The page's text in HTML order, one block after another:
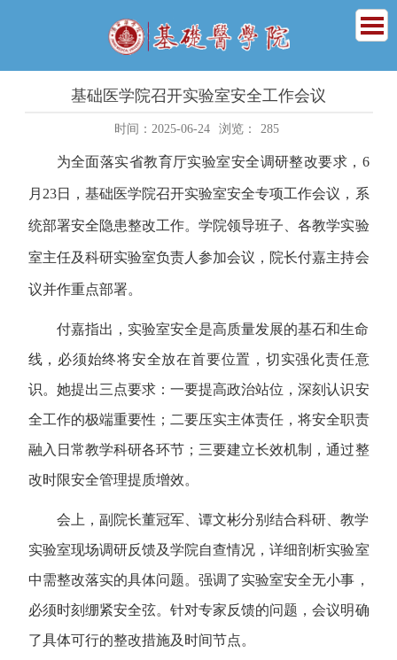
基础医学院召开实验室安全工作会议
时间：2025-06-24 浏览： 285
为全面落实省教育厅实验室安全调研整改要求 ，6
月 23日，基础医学院召开实验室安全专项工作会议，系
统部署安全隐患整改工作。学院领导班子、各教学实验
室主任及科研实验室负责人参加会议，院长付嘉主持会
议并作重点部署。
付嘉指出，实验室安全是高质量发展的基石和生命
线，必须始终将安全放在首要位置，切实强化责任意
识。她提出三点要求：一要提高政治站位，深刻认识安
全工作的极端重要性；二要压实主体责任，将安全职责
融入日常教学科研各环节；三要建立长效机制，通过整
改时限安全管理提质增效。
会上，副院长董冠军、谭文彬分别结合科研、教学
实验室现场调研反馈及学院自查情况，详细剖析实验室
中需整改落实的具体问题。强调了实验室安全无小事，
必须时刻绷紧安全弦。针对专家反馈的问题，会议明确
了具体可行的整改措施及时间节点。